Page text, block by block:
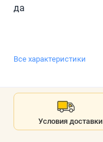
да
Все характеристики
Условия доставки